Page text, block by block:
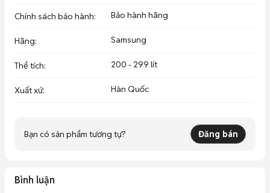
Chính sách bảo hành: Bảo hành hãng
Hãng: Samsung
Thể tích: 200 - 299 lít
Xuất xứ: Hàn Quốc
Bạn có sản phẩm tương tự? Đăng bán
Bình luận